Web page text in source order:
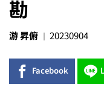
游 昇俯 20230904
Facebook